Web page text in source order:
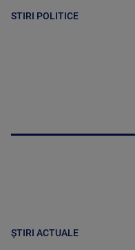
STIRI POLITICE
ȘTIRI ACTUALE